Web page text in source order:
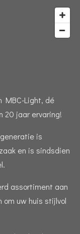
MBC-Light, dé
20 jaar ervaring!
is
en is sindsdien
assortiment aan
om uw huis stijlvol